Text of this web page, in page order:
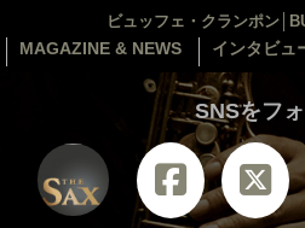
ビュッフェ・クランポン
MAGAZINE & NEWS インタビュ
SNSをフ